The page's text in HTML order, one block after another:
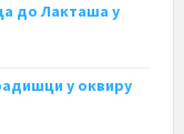
до Лакташа у
у оквиру